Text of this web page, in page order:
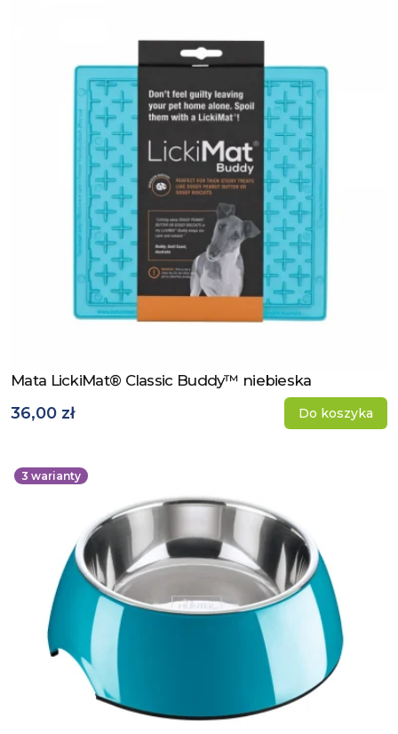
Zobacz produkt
Mata LickiMat® Classic Buddy™ niebieska
36,00 zł Do koszyka
3 warianty